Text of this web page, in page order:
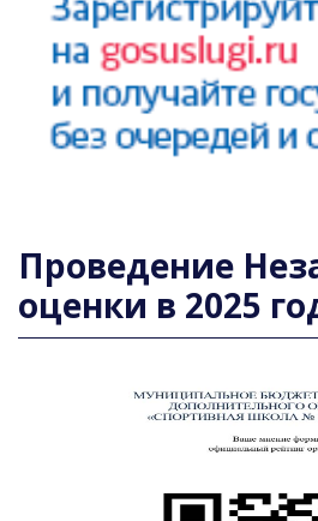
Проведение
оценки в 2025